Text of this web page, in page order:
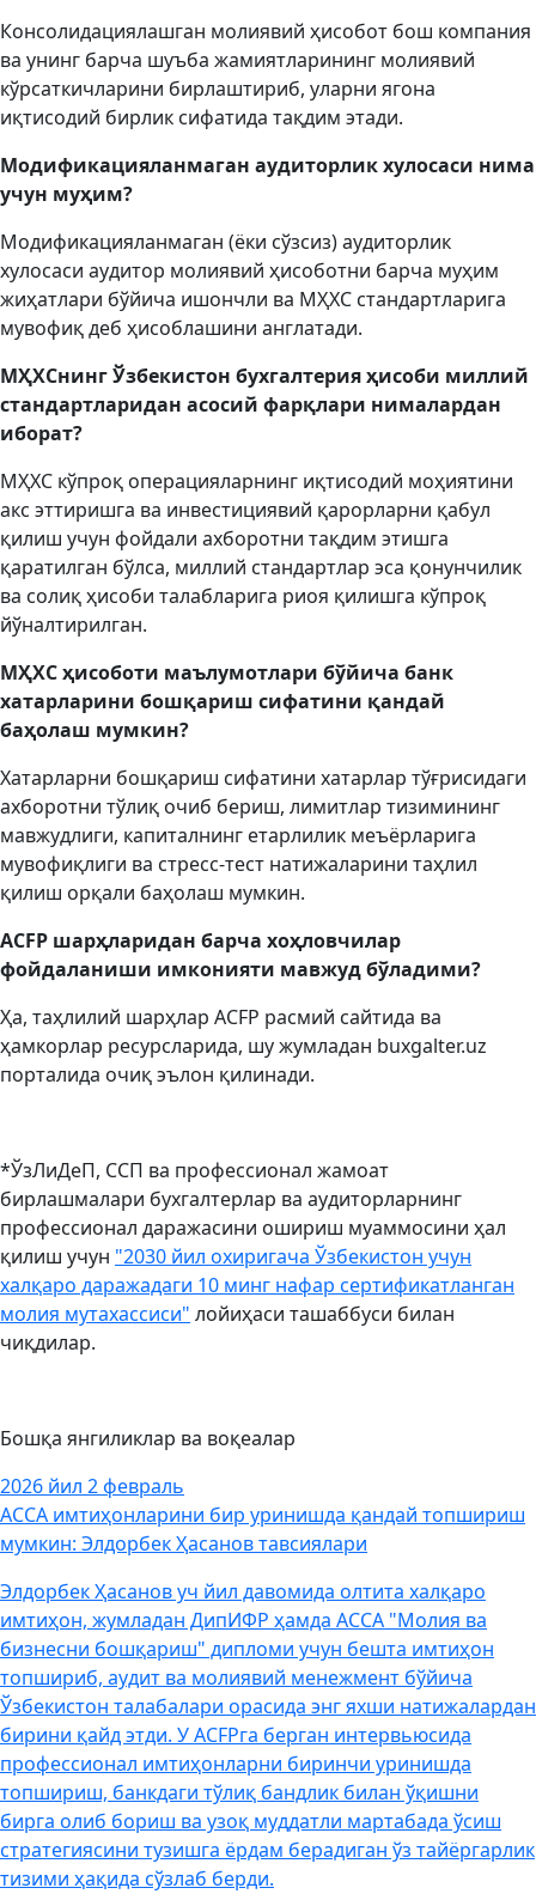
Консолидациялашган молиявий ҳисобот бош компания
ва унинг барча шуъба жамиятларининг молиявий
кўрсаткичларини бирлаштириб, уларни ягона
иқтисодий бирлик сифатида тақдим этади.
Модификацияланмаган аудиторлик хулосаси нима
учун муҳим?
Модификацияланмаган (ёки сўзсиз) аудиторлик
хулосаси аудитор молиявий ҳисоботни барча муҳим
жиҳатлари бўйича ишончли ва МҲХС стандартларига
мувофиқ деб ҳисоблашини англатади.
МҲХСнинг Ўзбекистон бухгалтерия ҳисоби миллий
стандартларидан асосий фарқлари нималардан
иборат?
МҲХС кўпроқ операцияларнинг иқтисодий моҳиятини
акс эттиришга ва инвестициявий қарорларни қабул
қилиш учун фойдали ахборотни тақдим этишга
қаратилган бўлса, миллий стандартлар эса қонунчилик
ва солиқ ҳисоби талабларига риоя қилишга кўпроқ
йўналтирилган.
МҲХСҳисоботи маълумотлари бўйича банк
хатарларини бошқариш сифатини қандай
баҳолаш мумкин?
Хатарларни бошқариш сифатини хатарлар тўғрисидаги
ахборотни тўлиқ очиб бериш, лимитлар тизимининг
мавжудлиги, капиталнинг етарлилик меъёрларига
мувофиқлиги ва стресс-тест натижаларини таҳлил
қилиш орқали баҳолаш мумкин.
ACFP шарҳларидан барча хоҳловчилар
фойдаланиши имконияти мавжуд бўладими?
Ҳа, таҳлилий шарҳлар ACFP расмий сайтида ва
ҳамкорлар ресурсларида, шу жумладан buxgalter.uz
порталида очиқ эълон қилинади.
*ЎзЛиДеП, ССП ва профессионал жамоат
бирлашмалари бухгалтерлар ва аудиторларнинг
профессионал даражасини ошириш муаммосини ҳал
қилиш учун "2030 йил охиригача Ўзбекистон учун
халқаро даражадаги 10 минг нафар сертификатланган
молия мутахассиси" лойиҳаси ташаббуси билан
чиқдилар.
Бошқа янгиликлар ва воқеалар
2026 йил 2 февраль
ACCA имтиҳонларини бир уринишда қандай топшириш
мумкин: Элдорбек Ҳасанов тавсиялари
Элдорбек Ҳасанов уч йил давомида олтита халқаро
имтиҳон, жумладан ДипИФР ҳамда АCCА "Молия ва
бизнесни бошқариш" дипломи учун бешта имтиҳон
топшириб, аудит ва молиявий менежмент бўйича
Ўзбекистон талабалари орасида энг яхши натижалардан
бирини қайд этди. У ACFPга берган интервьюсида
профессионал имтиҳонларни биринчи уринишда
топшириш, банкдаги тўлиқ бандлик билан ўқишни
бирга олиб бориш ва узоқ муддатли мартабада ўсиш
стратегиясини тузишга ёрдам берадиган ўз тайёргарлик
тизими ҳақида сўзлаб берди.